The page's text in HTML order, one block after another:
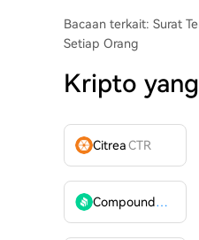
Bacaan terkait: Surat
Setiap Orang
Kripto
CitreaCTR
Compound
COMP